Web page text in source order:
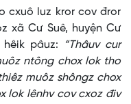
cxuô luz kror cov đror
xã Cư Suê, huyện Cư
pâuz:
“Thâuv cur
ntông chox lok tho
muôz shôngz chox
lok lênhv cov cxoz điv